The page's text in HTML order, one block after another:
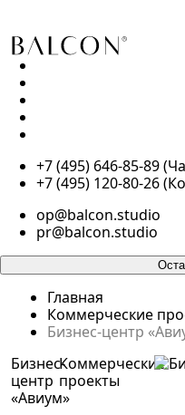
+7 (495) 646-85-89
+7 (495) 120-80-26
op@balcon.studio
pr@balcon.studio
Главная
Коммерческие
Бизнес-центр
Бизнес-
центр
«Авиум»
Коммерческие
проекты